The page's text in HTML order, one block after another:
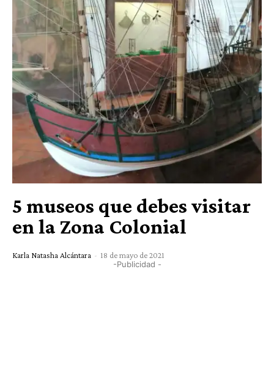
5 museos que debes visitar
en la Zona Colonial
Karla Natasha Alcántara - 18 de mayo de 2021
-Publicidad -